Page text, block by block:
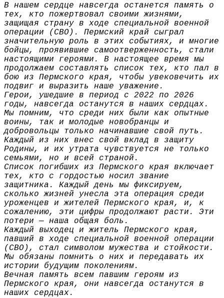
В нашем сердце навсегда останется память о
тех, кто пожертвовал своими жизнями,
защищая страну в ходе специальной военной
операции (СВО). Пермский край сыграл
значительную роль в этих событиях, и многие
бойцы, проявившие самоотверженность, стали
настоящими героями. В настоящее время мы
продолжаем составлять список тех, кто пал в
бою из Пермского края, чтобы увековечить их
подвиг и выразить наше уважение.
Герои, ушедшие в период с 2022 по 2026
годы, навсегда останутся в наших сердцах.
Мы помним, что среди них были как опытные
воины, так и молодые новобранцы и
добровольцы только начинавшие свой путь.
Каждый из них внес свой вклад в защиту
Родины, и их утрата чувствуется не только
семьями, но и всей страной.
Список погибших из Пермского края включает
тех, кто с гордостью носил звание
защитника. Каждый день мы фиксируем,
сколько жизней унесла эта операция среди
уроженцев и жителей Пермского края, и, к
сожалению, эти цифры продолжают расти. Эти
потери — наша общая боль.
Каждый выходец и житель Пермского края,
павший в ходе специальной военной операции
(СВО), стал символом мужества и стойкости.
Мы обязаны помнить о них и передавать их
истории будущим поколениям.
Вечная память всем павшим героям из
Пермского края, они навсегда останутся в
наших сердцах.